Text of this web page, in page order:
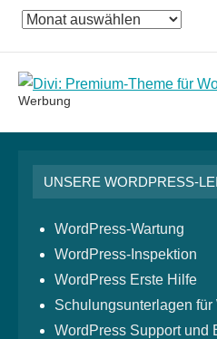
Das
Werbung
UNSERE WORDPRESS-
WordPress-Wartung
WordPress-Inspektion
WordPress Erste Hilfe
Schulungsunterlagen für
WordPress Support und